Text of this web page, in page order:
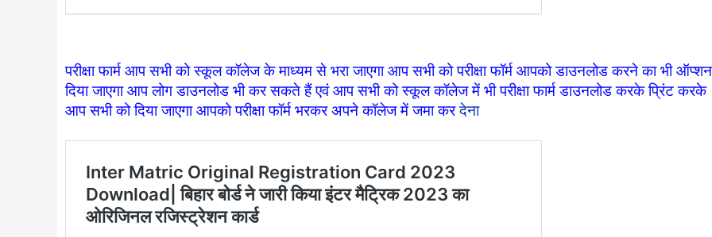
परीक्षा फार्म आप सभी को स्कूल कॉलेज के माध्यम से भरा जाएगा आप सभी को परीक्षा फॉर्म आपको डाउनलोड करने का भी ऑप्शन
दिया जाएगा आप लोग डाउनलोड भी कर सकते हैं एवं आप सभी को स्कूल कॉलेज में भी परीक्षा फार्म डाउनलोड करके प्रिंट करके
आप सभी को दिया जाएगा आपको परीक्षा फॉर्म भरकर अपने कॉलेज में जमा करदेना